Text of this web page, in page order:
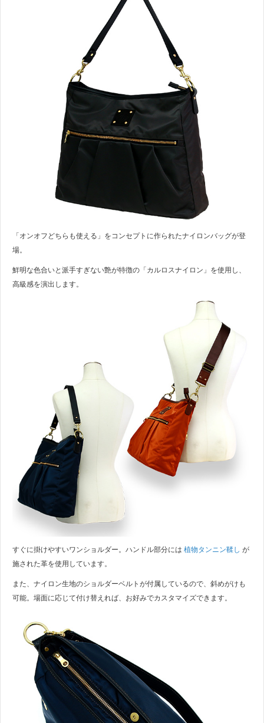
「オンオフどちらも使える」をコンセプトに作られたナイロンバッグが登
場。
鮮明な色合いと派手すぎない艶が特徴の「カルロスナイロン」を使用し、
高級感を演出します。
すぐに掛けやすいワンショルダー。ハンドル部分には 植物タンニン鞣し が
施された革を使用しています。
また、ナイロン生地のショルダーベルトが付属しているので、斜めがけも
可能。場面に応じて付け替えれば、お好みでカスタマイズできます。